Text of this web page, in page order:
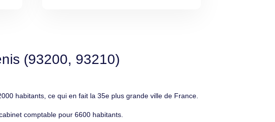
(93200, 93210)
habitants, ce qui en fait la 35e plus grande ville de France.
comptable pour 6600 habitants.